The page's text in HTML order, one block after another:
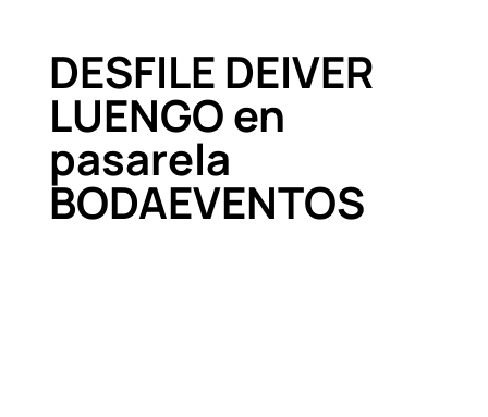
DESFILE DEIVER
LUENGO en
pasarela
BODAEVENTOS